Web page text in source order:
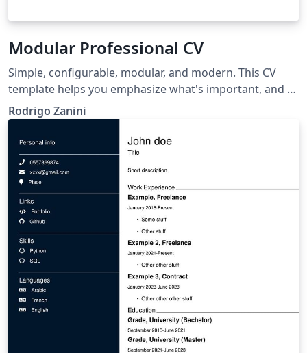
Modular Professional CV
Simple, configurable, modular, and modern. This CV
template helps you emphasize what's important, and all
sections can easily be edited to match your needs.
Rodrigo Zanini